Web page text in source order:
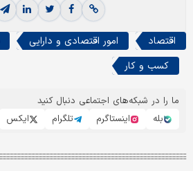
اقتصاد امور اقتصادی و دارایی
کسب و کار
ما را در شبکه‌های اجتماعی دنبال کنید
بله
اینستاگرم تلگرام ایکس